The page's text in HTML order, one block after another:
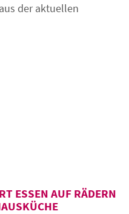
der aktuellen
ESSEN AUF RÄDERN